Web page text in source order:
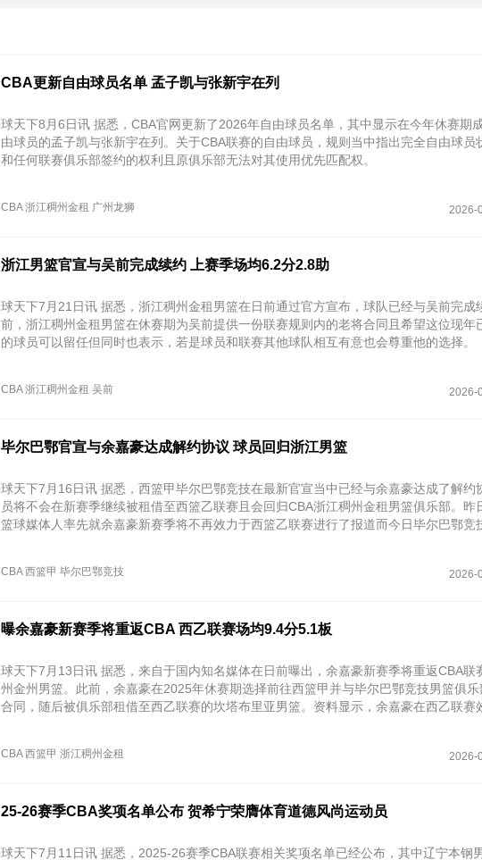
CBA更新自由球员名单 孟子凯与张新宇在列
球天下8月6日讯 据悉，CBA官网更新了2026年自由球员名单，其中显示在今年休赛期
由球员的孟子凯与张新宇在列。关于CBA联赛的自由球员，规则当中指出完全自由球员
和任何联赛俱乐部签约的权利且原俱乐部无法对其使用优先匹配权。
CBA 浙江稠州金租 广州龙狮 2026-
浙江男篮官宣与吴前完成续约 上赛季场均6.2分2.8助
球天下7月21日讯 据悉，浙江稠州金租男篮在日前通过官方宣布，球队已经与吴前完成
前，浙江稠州金租男篮在休赛期为吴前提供一份联赛规则内的老将合同且希望这位现年
的球员可以留任但同时也表示，若是球员和联赛其他球队相互有意也会尊重他的选择。
CBA 浙江稠州金租 吴前 2026-
毕尔巴鄂官宣与余嘉豪达成解约协议 球员回归浙江男篮
球天下7月16日讯 据悉，西篮甲毕尔巴鄂竞技在最新官宣当中已经与余嘉豪达成了解约
员将不会在新赛季继续被租借至西篮乙联赛且会回归CBA浙江稠州金租男篮俱乐部。昨
篮球媒体人率先就余嘉豪新赛季将不再效力于西篮乙联赛进行了报道而今日毕尔巴鄂竞
CBA 西篮甲 毕尔巴鄂竞技 2026-
曝余嘉豪新赛季将重返CBA 西乙联赛场均9.4分5.1板
球天下7月13日讯 据悉，来自于国内知名媒体在日前曝出，余嘉豪新赛季将重返CBA联
州金州男篮。此前，余嘉豪在2025年休赛期选择前往西篮甲并与毕尔巴鄂竞技男篮俱
合同，随后被俱乐部租借至西乙联赛的坎塔布里亚男篮。资料显示，余嘉豪在西乙联赛
CBA 西篮甲 浙江稠州金租 2026-
25-26赛季CBA奖项名单公布 贺希宁荣膺体育道德风尚运动员
球天下7月11日讯 据悉，2025-26赛季CBA联赛相关奖项名单已经公布，其中辽宁本钢